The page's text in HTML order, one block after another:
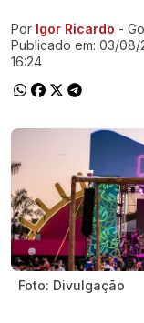
Ir direto pra matéria
Por Igor Ricardo -
Publicado em: 03/08/
16:24
Foto: Divulgação